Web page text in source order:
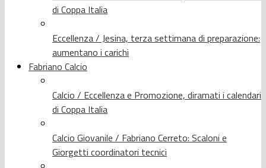
di Coppa Italia
Eccellenza / Jesina, terza settimana di preparazione:
aumentano i carichi
Fabriano Calcio
Calcio / Eccellenza e Promozione, diramati i calendari
di Coppa Italia
Calcio Giovanile / Fabriano Cerreto: Scaloni e
Giorgetti coordinatori tecnici